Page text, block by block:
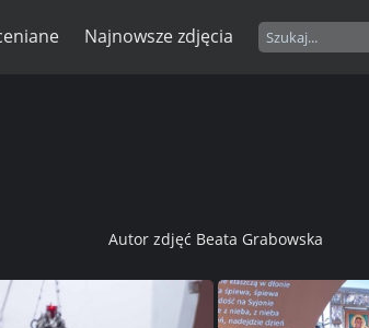
Najnowsze zdjęcia
Autor zdjęć Beata Grabowska